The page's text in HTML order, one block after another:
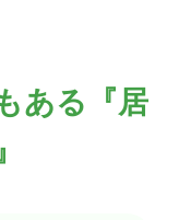
ある『居